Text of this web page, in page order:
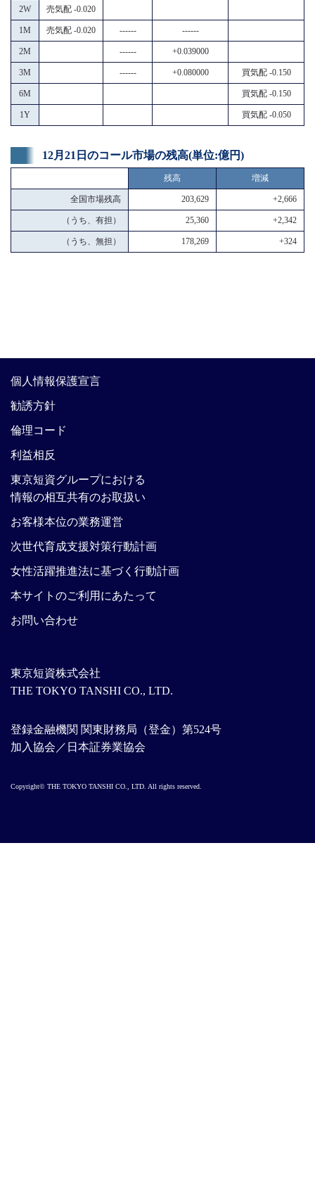
2W 売気配 -0.020
1M 売気配 -0.020 ------ ------
2M ------ +0.039000
3M ------ +0.080000 買気配 -0.150
6M 買気配 -0.150
1Y 買気配 -0.050
12月21日のコール市場の残高(単位:億円)
残高 増減
全国市場残高 203,629 +2,666
（うち、有担） 25,360 +2,342
（うち、無担） 178,269 +324
東京短資株式会社
THE TOKYO TANSHI CO., LTD.
登録金融機関 関東財務局（登金）第524号
加入協会／日本証券業協会
個人情報保護宣言
勧誘方針
倫理コード
利益相反
東京短資グループにおける
情報の相互共有のお取扱い
お客様本位の業務運営
次世代育成支援対策行動計画
女性活躍推進法に基づく行動計画
本サイトのご利用にあたって
お問い合わせ
Copyright© THE TOKYO TANSHI CO., LTD. All rights reserved.